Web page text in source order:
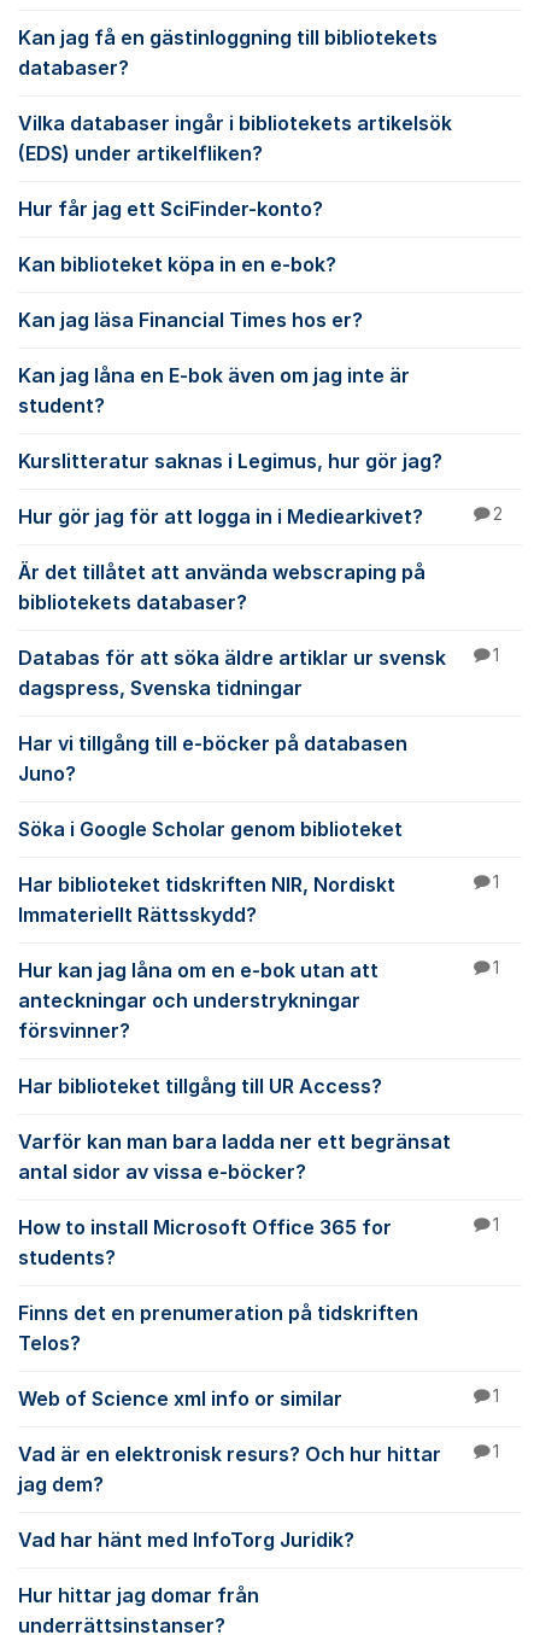
Kan jag få en gästinloggning till bibliotekets
databaser?
Vilka databaser ingår i bibliotekets artikelsök
(EDS) under artikelfliken?
Hur får jag ett SciFinder-konto?
Kan biblioteket köpa in en e-bok?
Kan jag läsa Financial Times hos er?
Kan jag låna en E-bok även om jag inte är
student?
Kurslitteratur saknas i Legimus, hur gör jag?
Hur gör jag för att logga in i Mediearkivet? 2
Är det tillåtet att använda webscraping på
bibliotekets databaser?
Databas för att söka äldre artiklar ur svensk
dagspress, Svenska tidningar
1
Har vi tillgång till e-böcker på databasen
Juno?
Söka i Google Scholar genom biblioteket
Har biblioteket tidskriften NIR, Nordiskt
Immateriellt Rättsskydd?
1
Hur kan jag låna om en e-bok utan att
anteckningar och understrykningar
försvinner?
1
Har biblioteket tillgång till UR Access?
Varför kan man bara ladda ner ett begränsat
antal sidor av vissa e-böcker?
How to install Microsoft Office 365 for
students?
1
Finns det en prenumeration på tidskriften
Telos?
Web of Science xml info or similar 1
Vad är en elektronisk resurs? Och hur hittar
jag dem?
1
Vad har hänt med InfoTorg Juridik?
Hur hittar jag domar från
underrättsinstanser?